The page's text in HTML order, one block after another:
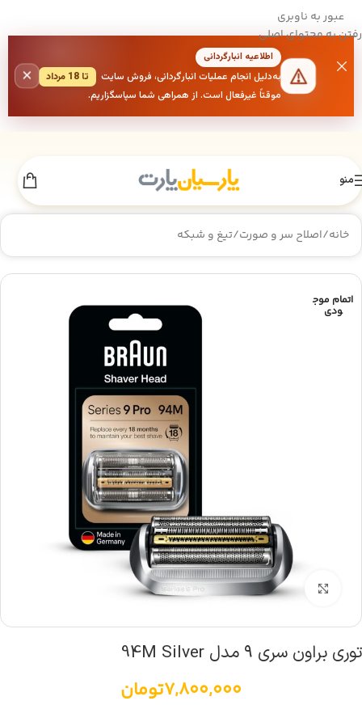
عبور به ناوبری
رفتن به محتوای اصلی
اطلاعیه انبارگردانی
به‌دلیل انجام عملیات انبارگردانی، فروش سایت
تا 18 مرداد
موقتاً غیرفعال است. از همراهی شما سپاسگزاریم.
×
منو
خانه/اصلاح سر و صورت/تیغ و شبکه
اتمام موج
ودی
بزرگنمایی تصویر
توری براون سری ۹ مدل 94M Silver
7,800,000تومان